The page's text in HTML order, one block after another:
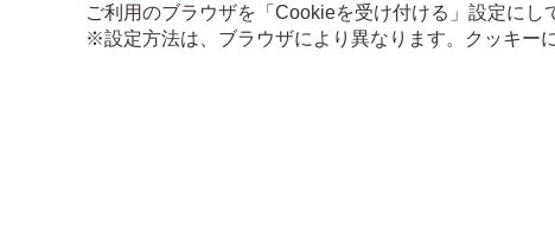
ご利用のブラウザを「Cookieを受け付ける」設定にし
※設定方法は、ブラウザにより異なります。クッキー